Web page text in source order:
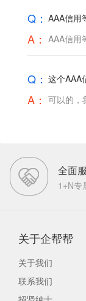
Q： AAA信用
A： AAA信用
Q： 这个AAA
A： 可以的，
全面
1+N专
关于企帮帮
关于我们
联系我们